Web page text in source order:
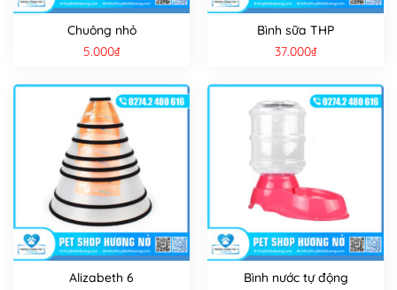
Chuông nhỏ
5.000₫
Bình sữa THP
37.000₫
Alizabeth 6
Bình nước tự động